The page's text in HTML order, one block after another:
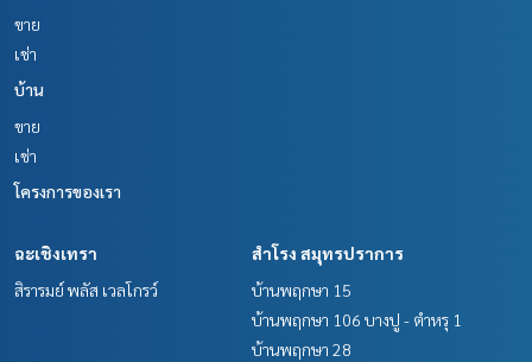
ขาย
เช่า
บ้าน
ขาย
เช่า
โครงการของเรา
ฉะเชิงเทรา
สิรารมย์ พลัส เวลโกรว์
สำโรง สมุทรปราการ
บ้านพฤกษา 15
บ้านพฤกษา 106 บางปู - ตำหรุ 1
บ้านพฤกษา 28